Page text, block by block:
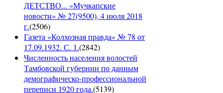
ДЕТСТВО... «Мучкапские
новости» № 27(9500), 4 июля 2018
г.(2506)
Газета «Колхозная правда» № 78 от
17.09.1932. С. 1.(2842)
Численность населения волостей
Тамбовской губернии по данным
демографическо-профессиональной
переписи 1920 года.(5139)